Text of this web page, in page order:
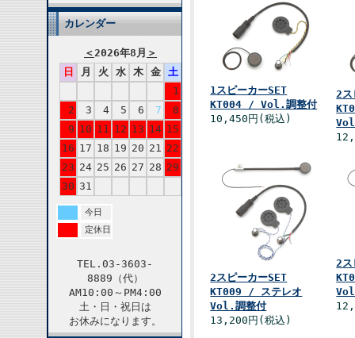
カレンダー
＜2026年8月 ＞
日
月 火 水 木 金
土
1
2
3 4 5 6 7
8
9 10 11 12 13 14 15
16 17 18 19 20 21 22
23 24 25 26 27 28 29
30 31
今日
定休日
TEL.03-3603-
8889（代）
AM10:00～PM4:00
土・日・祝日は
お休みになります。
1スピーカーSET
KT004 / Vol.調整付
10,450円(税込)
2ス
2スピーカーSET
KT009 / ステレオ
Vol.調整付
13,200円(税込)
2ス